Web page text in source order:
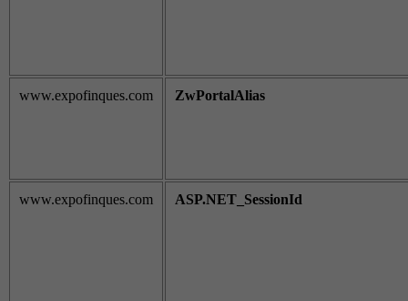
www.expofinques.com ZwPortalAlias
www.expofinques.com ASP.NET_SessionId